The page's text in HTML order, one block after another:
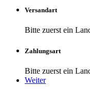
Versandart
Bitte zuerst ein
Zahlungsart
Bitte zuerst ein
Weiter